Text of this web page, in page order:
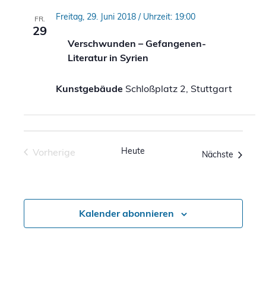
FR.
29
Verschwunden – Gefangenen-
Literatur in Syrien
Freitag, 29. Juni 2018 / Uhrzeit: 19:00
Kunstgebäude Schloßplatz 2, Stuttgart
Vorherige
Heute Nächste
Kalender abonnieren